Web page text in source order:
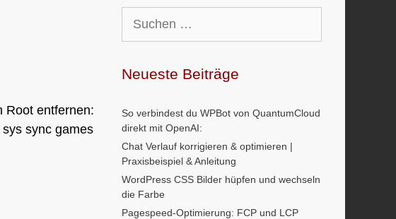
Root entfernen:
sync games
nach:
Neueste Beiträge
So verbindest du WPBot von QuantumCloud
direkt mit OpenAI:
Chat Verlauf korrigieren & optimieren |
Praxisbeispiel & Anleitung
WordPress CSS Bilder hüpfen und wechseln
die Farbe
Pagespeed-Optimierung: FCP und LCP